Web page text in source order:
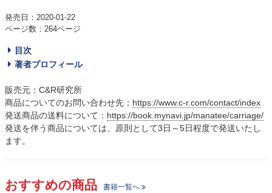
発売日：2020-01-22
ページ数：264ページ
目次
著者プロフィール
販売元：C&R研究所
商品についてのお問い合わせ先： https://www.c-r.com/contact/index
発送商品の送料について： https://book.mynavi.jp/manatee/carriage/
発送を伴う商品については、原則として3日～5日程度で発送いたし
ます。
おすすめの商品 書籍一覧へ